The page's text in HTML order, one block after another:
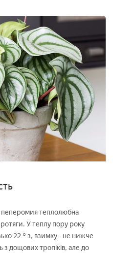
пеперомия теплолюбна
У теплу пору року
22 ° з, взимку - не нижче
дощових тропіків, але до